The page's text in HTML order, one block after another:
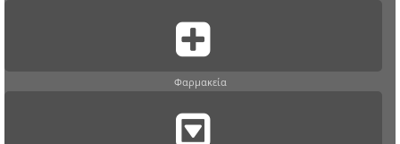
Φαρμακεία